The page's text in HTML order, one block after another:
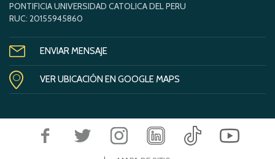
PONTIFICIA UNIVERSIDAD CATOLICA DEL PERU
RUC: 20155945860
ENVIAR MENSAJE
VER UBICACIÓN EN GOOGLE MAPS